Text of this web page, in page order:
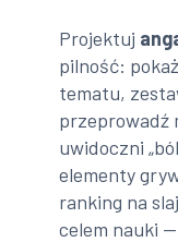
Projektuj
pilność:
tematu,
przeprowadź
uwidoczni
elementy
ranking na
celem nauki